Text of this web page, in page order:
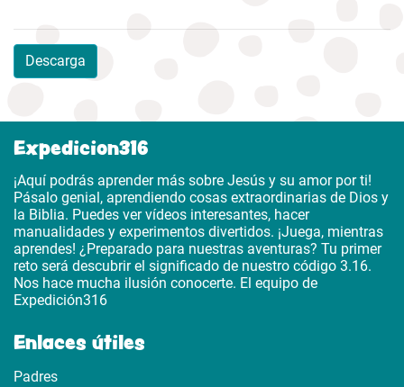
Descarga
Expedicion316
¡Aquí podrás aprender más sobre Jesús y su amor por ti!
Pásalo genial, aprendiendo cosas extraordinarias de Dios y
la Biblia. Puedes ver vídeos interesantes, hacer
manualidades y experimentos divertidos. ¡Juega, mientras
aprendes! ¿Preparado para nuestras aventuras? Tu primer
reto será descubrir el significado de nuestro código 3.16.
Nos hace mucha ilusión conocerte. El equipo de
Expedición316
Enlaces útiles
Padres